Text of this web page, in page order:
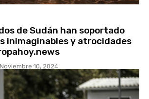
de Sudán han soportado
inimaginables y atrocidades
Noviembre 10, 2024